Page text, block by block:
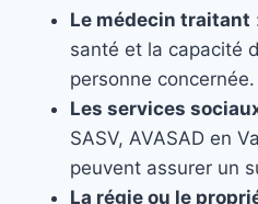
Le médecin traitant
santé et la capacité
personne concernée.
Les services
SASV, AVASAD en
peuvent assurer un
La régie ou le